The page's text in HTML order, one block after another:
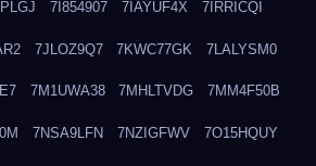
7I854907 7IAYUF4X 7IRRICQI
7JLOZ9Q7 7KWC77GK 7LALYSM0
7M1UWA38 7MHLTVDG 7MM4F50B
7NSA9LFN 7NZIGFWV 7O15HQUY